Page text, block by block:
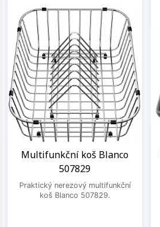
Multifunkční koš Blanco
507829
Praktický nerezový multifunkční
koš Blanco 507829.